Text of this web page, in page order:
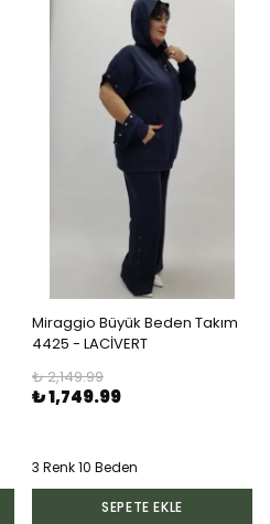
Miraggio Büyük Beden Takım
4425 - LACİVERT
₺ 2,149.99
₺ 1,749.99
3 Renk 10 Beden
SEPETE EKLE